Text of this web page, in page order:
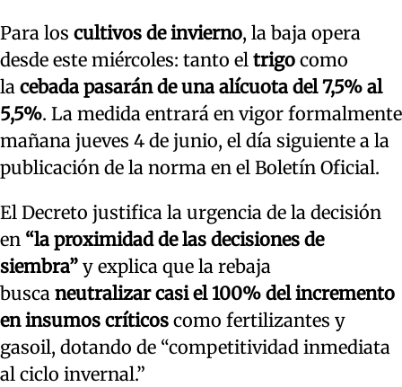
Para los cultivos de invierno, la baja opera
desde este miércoles: tanto el trigo como
la cebada pasarán de una alícuota del 7,5% al
5,5%. La medida entrará en vigor formalmente
mañana jueves 4 de junio, el día siguiente a la
publicación de la norma en el Boletín Oficial.
El Decreto justifica la urgencia de la decisión
en “la proximidad de las decisiones de
siembra” y explica que la rebaja
busca neutralizar casi el 100% del incremento
en insumos críticos como fertilizantes y
gasoil, dotando de “competitividad inmediata
al ciclo invernal.”